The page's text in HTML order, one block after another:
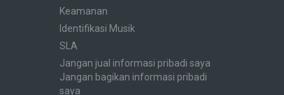
Keamanan
Identifikasi Musik
SLA
Jangan jual informasi pribadi saya
Jangan bagikan informasi pribadi
saya